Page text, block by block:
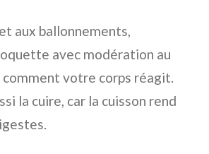
aux ballonnements,
avec modération au
votre corps réagit.
la cuire, car la cuisson rend